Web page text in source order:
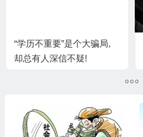
“学历不重要”是个大骗局,
却总有人深信不疑!